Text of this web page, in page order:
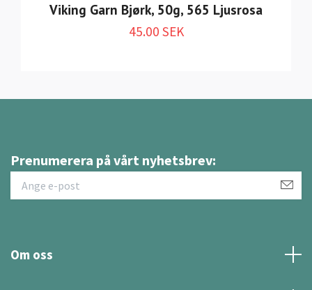
Viking Garn Bjørk, 50g, 565 Ljusrosa
45.00 SEK
Prenumerera på vårt nyhetsbrev:
Om oss